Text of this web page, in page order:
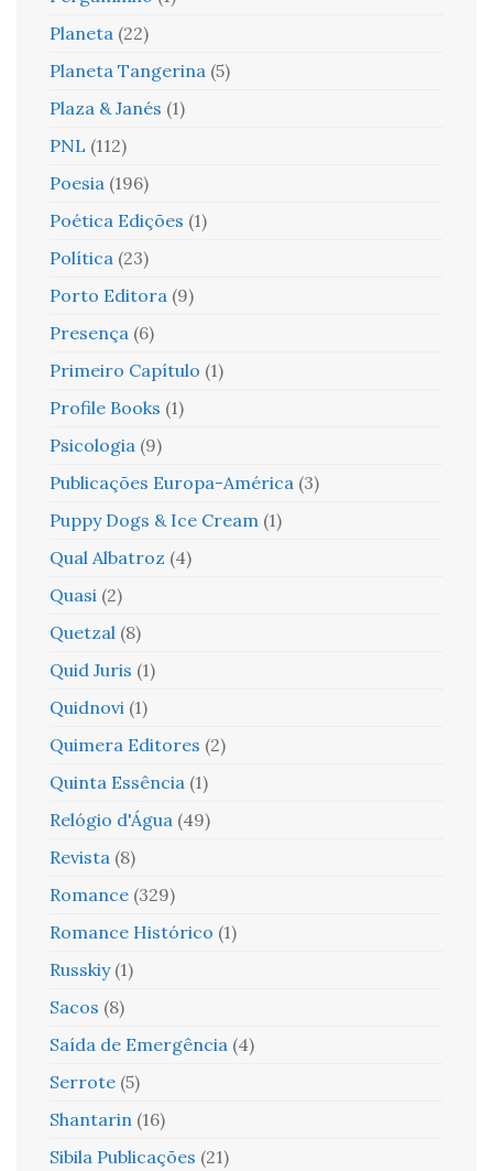
Planeta (22)
Planeta Tangerina (5)
Plaza & Janés (1)
PNL (112)
Poesia (196)
Poética Edições (1)
Política (23)
Porto Editora (9)
Presença (6)
Primeiro Capítulo (1)
Profile Books (1)
Psicologia (9)
Publicações Europa-América (3)
Puppy Dogs & Ice Cream (1)
Qual Albatroz (4)
Quasi (2)
Quetzal (8)
Quid Juris (1)
Quidnovi (1)
Quimera Editores (2)
Quinta Essência (1)
Relógio d'Água (49)
Revista (8)
Romance (329)
Romance Histórico (1)
Russkiy (1)
Sacos (8)
Saída de Emergência (4)
Serrote (5)
Shantarin (16)
Sibila Publicações (21)